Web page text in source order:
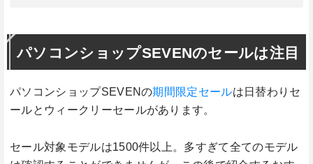
パソコンショップSEVENのセールは注目
パソコンショップSEVENの期間限定セールは日替わりセ
ールとウィークリーセールがあります。
セール対象モデルは1500件以上。多すぎて全てのモデル